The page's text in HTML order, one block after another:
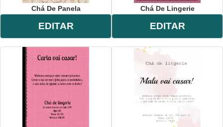
Chá De Panela
EDITAR
Chá De Lingerie
EDITAR